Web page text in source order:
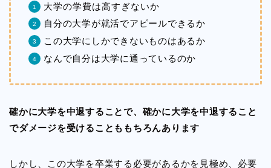
大学の学費は高すぎないか
自分の大学が就活でアピールできるか
この大学にしかできないものはあるか
なんで自分は大学に通っているのか
確かに大学を中退することで、確かに大学を中退すること
でダメージを受けることももちろんあります
しかし、この大学を卒業する必要があるかを見極め、必要